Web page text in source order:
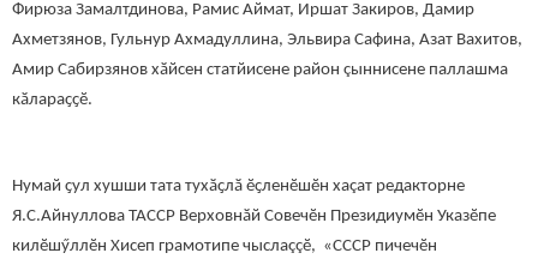
Фирюза Замалтдинова, Рамис Аймат, Иршат Закиров, Дамир
Ахметзянов, Гульнур Ахмадуллина, Эльвира Сафина, Азат Вахитов,
Амир Сабирзянов хӑйсен статйисене район çыннисене паллашма
кӑлараҫҫӗ.
Нумай ҫул хушши тата тухӑҫлӑ ӗҫленӗшӗн хаçат редакторне
Я.С.Айнуллова ТАССР Верховнӑй Совечӗн Президиумӗн Указӗпе
килӗшӳллӗн Хисеп грамотипе чыслаççӗ, «СССР пичечӗн